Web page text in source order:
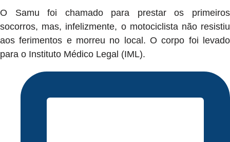
O Samu foi chamado para prestar os primeiros
socorros, mas, infelizmente, o motociclista não resistiu
aos ferimentos e morreu no local. O corpo foi levado
para o Instituto Médico Legal (IML).